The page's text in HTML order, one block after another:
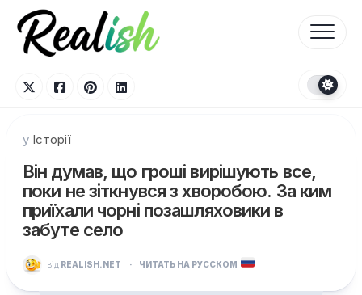
Перейти
вмісту
у Історії
Він думав, що гроші вирішують все,
поки не зіткнувся з хворобою. За ким
приїхали чорні позашляховики в
забуте село
від REALISH.NET · ЧИТАТЬ НА РУССКОМ